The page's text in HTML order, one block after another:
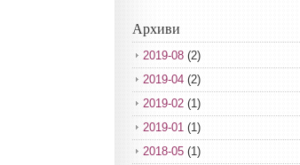
Архиви
2019-08 (2)
2019-04 (2)
2019-02 (1)
2019-01 (1)
2018-05 (1)